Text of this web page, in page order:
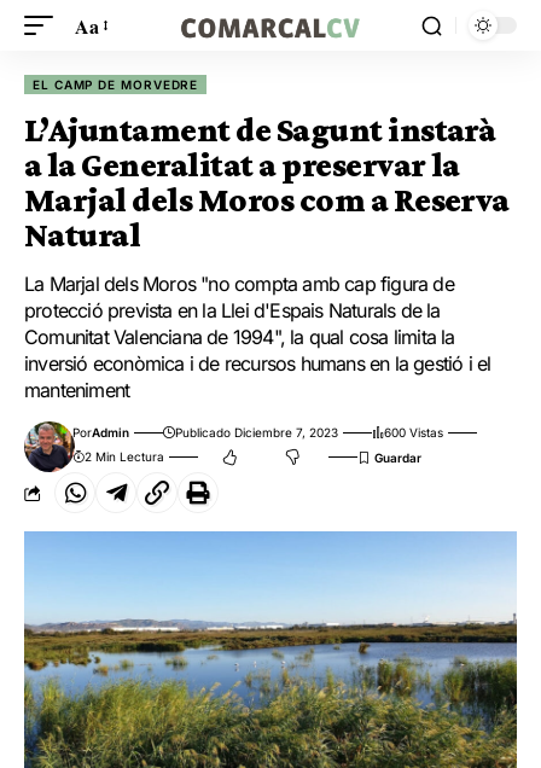
Aa
EL CAMP DE MORVEDRE
L’Ajuntament de Sagunt instarà
a la Generalitat a preservar la
Marjal dels Moros com a Reserva
Natural
La Marjal dels Moros "no compta amb cap figura de
protecció prevista en la Llei d'Espais Naturals de la
Comunitat Valenciana de 1994", la qual cosa limita la
inversió econòmica i de recursos humans en la gestió i el
manteniment
PorAdmin Publicado Diciembre 7, 2023
600 Vistas
2 Min Lectura